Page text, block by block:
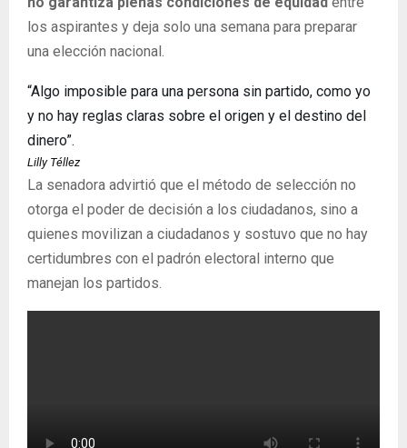
los aspirantes y deja solo una semana para preparar
una elección nacional.
“Algo imposible para una persona sin partido, como yo
y no hay reglas claras sobre el origen y el destino del
dinero”.
Lilly Téllez
La senadora advirtió que el método de selección no
otorga el poder de decisión a los ciudadanos, sino a
quienes movilizan a ciudadanos y sostuvo que no hay
certidumbres con el padrón electoral interno que
manejan los partidos.